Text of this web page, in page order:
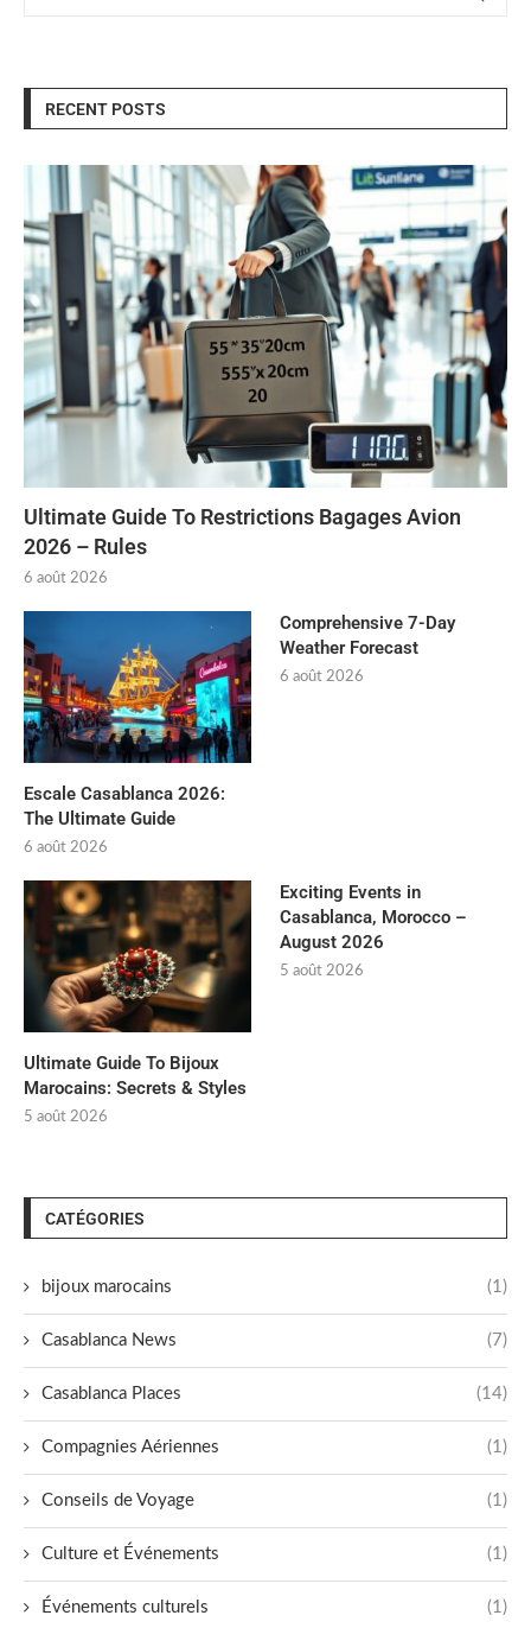
RECENT POSTS
Ultimate Guide To Restrictions Bagages Avion
2026 – Rules
6 août 2026
Escale Casablanca 2026:
The Ultimate Guide
6 août 2026
Comprehensive 7-Day
Weather Forecast
6 août 2026
Ultimate Guide To Bijoux
Marocains: Secrets & Styles
5 août 2026
Exciting Events in
Casablanca, Morocco –
August 2026
5 août 2026
CATÉGORIES
bijoux marocains (1)
Casablanca News (7)
Casablanca Places (14)
Compagnies Aériennes (1)
Conseils de Voyage (1)
Culture et Événements (1)
Événements culturels (1)